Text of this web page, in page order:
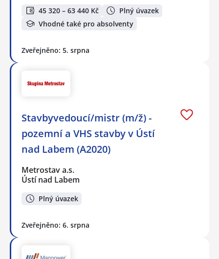
45 320 – 63 440 Kč
Plný úvazek
Vhodné také pro absolventy
Zveřejněno: 5. srpna
Stavbyvedoucí/mistr (m/ž) -
pozemní a VHS stavby v Ústí
nad Labem (A2020)
Metrostav a.s.
Ústí nad Labem
Plný úvazek
Zveřejněno: 6. srpna